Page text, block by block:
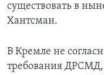
существовать в
Хантсман.
В Кремле не
требования ДРСМД,